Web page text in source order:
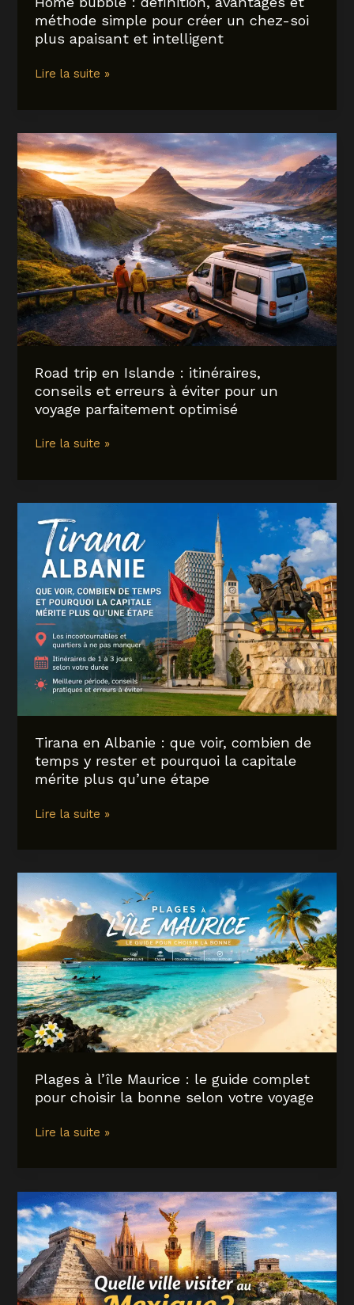
méthode simple pour créer un chez-soi
plus apaisant et intelligent
Home
avantages
et
méthode
simple
pour
créer
un
chez-
soi
plus
apaisant
et
intelligent
Lire la suite »
Road trip en Islande : itinéraires,
conseils et erreurs à éviter pour un
voyage parfaitement optimisé
Road
itinéraires,
conseils
et
erreurs
à
éviter
pour
un
voyage
parfaitement
optimisé
Lire la suite »
Tirana en Albanie : que voir, combien de
temps y rester et pourquoi la capitale
mérite plus qu’une étape
Tirana
que
voir,
combien
de
temps
y
rester
et
pourquoi
la
mérite
plus
étape
Lire la suite »
Plages à l’île Maurice : le guide complet
pour choisir la bonne selon votre voyage
Plages
:
le
guide
complet
pour
choisir
Lire la suite »